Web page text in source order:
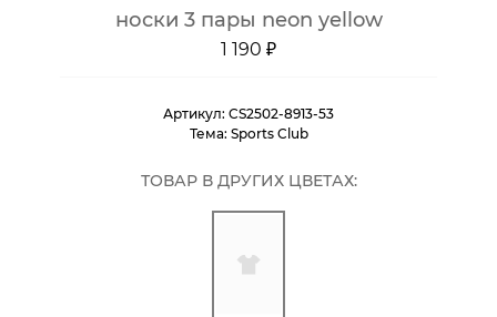
носки 3 пары neon yellow
1 190 ₽
Артикул: CS2502-8913-53
Тема: Sports Club
ТОВАР В ДРУГИХ ЦВЕТАХ: